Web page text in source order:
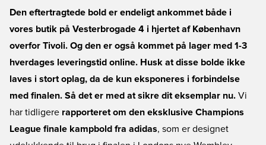
Den eftertragtede bold er endeligt ankommet både i
vores butik på Vesterbrogade 4 i hjertet af København
overfor Tivoli. Og den er også kommet på lager med 1-3
hverdages leveringstid online. Husk at disse bolde ikke
laves i stort oplag, da de kun eksponeres i forbindelse
med finalen. Så det er med at sikre dit eksemplar nu. Vi
har tidligere rapporteret om den eksklusive Champions
League finale kampbold fra adidas, som er designet